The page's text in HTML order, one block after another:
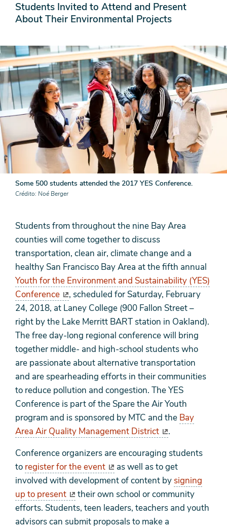
Students Invited to Attend and Present
About Their Environmental Projects
Some 500 students attended the 2017 YES Conference.
Crédito Noé Berger
Students from throughout the nine Bay Area
counties will come together to discuss
transportation, clean air, climate change and a
healthy San Francisco Bay Area at the fifth annual
Youth for the Environment and Sustainability (YES)
Conference
, scheduled for Saturday, February
24, 2018, at Laney College (900 Fallon Street –
right by the Lake Merritt BART station in Oakland).
The free day-long regional conference will bring
together middle- and high-school students who
are passionate about alternative transportation
and are spearheading efforts in their communities
to reduce pollution and congestion. The YES
Conference is part of the Spare the Air Youth
program and is sponsored by MTC and the Bay
Area Air Quality Management District
.
Conference organizers are encouraging students
to register for the event
as well as to get
involved with development of content by signing
up to present
their own school or community
efforts. Students, teen leaders, teachers and youth
advisors can submit proposals to make a